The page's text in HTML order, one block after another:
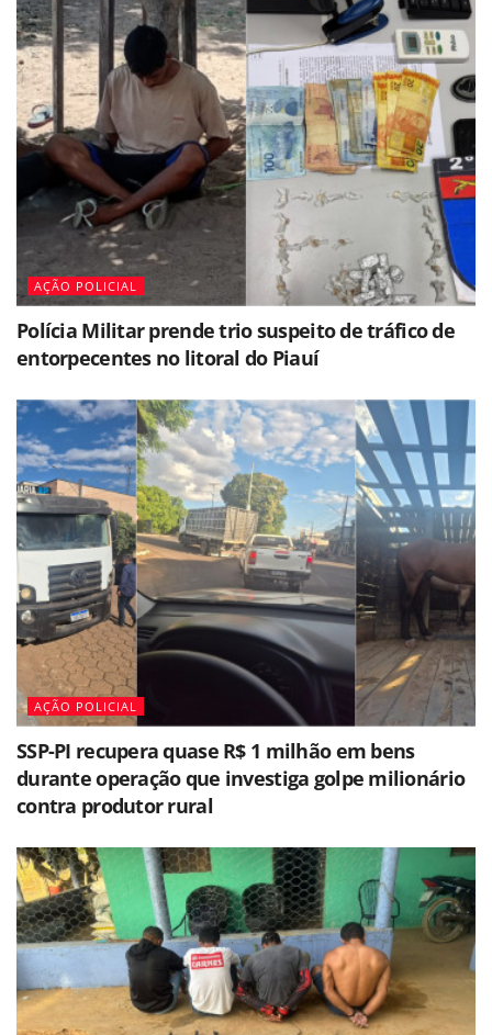
AÇÃO POLICIAL
Polícia Militar prende trio suspeito de tráfico de
entorpecentes no litoral do Piauí
AÇÃO POLICIAL
SSP-PI recupera quase R$ 1 milhão em bens
durante operação que investiga golpe milionário
contra produtor rural